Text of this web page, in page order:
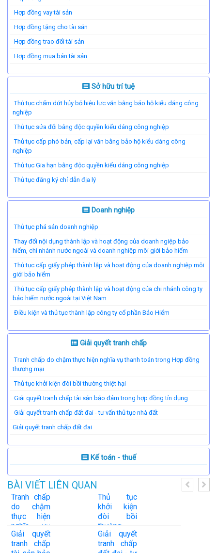
Hợp đồng vay tài sản
Hợp đồng tặng cho tài sản
Hợp đồng trao đổi tài sản
Hợp đồng mua bán tài sản
Sở hữu trí tuệ
Thủ tục chấm dứt hủy bỏ hiệu lực văn bằng bảo hộ kiểu dáng công
nghiệp
Thủ tục sửa đổi bằng độc quyền kiểu dáng công nghiệp
Thủ tục cấp phó bản, cấp lại văn bằng bảo hộ kiểu dáng công
nghiệp
Thủ tục Gia hạn bằng độc quyền kiểu dáng công nghiệp
Thủ tục đăng ký chỉ dẫn địa lý
Doanh nghiệp
Thủ tục phá sản doanh nghiệp
Thay đổi nội dụng thành lập và hoạt động của doanh ngiệp bảo
hiểm, chi nhánh nước ngoài và doanh nghiệp môi giới bảo hiểm
Thủ tục cấp giấy phép thành lập và hoạt động của doanh nghiệp môi
giới bảo hiểm
Thủ tục cấp giấy phép thành lập và hoạt động của chi nhánh công ty
bảo hiểm nước ngoài tại Việt Nam
Điều kiện và thủ tục thành lập công ty cổ phần Bảo Hiểm
Giải quyết tranh chấp
Tranh chấp do chậm thực hiện nghĩa vụ thanh toán trong Hợp đồng
thương mại
Thủ tục khởi kiện đòi bồi thường thiệt hại
Giải quyết tranh chấp tài sản bảo đảm trong hợp đồng tín dụng
Giải quyết tranh chấp đất đai - tư vấn thủ tục nhà đất
​Giải quyết tranh chấp đất đai
Kế toán - thuế
BÀI VIẾT LIÊN QUAN
Tranh chấp
do chậm
thực hiện
nghĩa vụ
thanh toán
trong Hợp
Thủ tục
khởi kiện
đòi bồi
thường
thiệt hại
Giải quyết
tranh chấp
Giải quyết
tranh chấp